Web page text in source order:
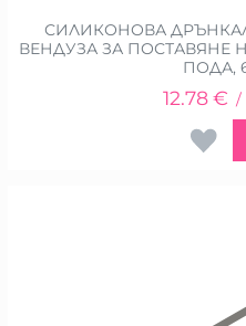
СИЛИКОНОВА
ВЕНДУЗА ЗА ПОСТАВЯНЕ
ПОДА,
12.78 € /